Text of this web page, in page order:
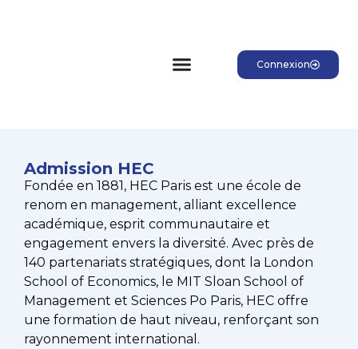
Connexion
Admission HEC
Fondée en 1881, HEC Paris est une école de
renom en management, alliant excellence
académique, esprit communautaire et
engagement envers la diversité. Avec près de
140 partenariats stratégiques, dont la London
School of Economics, le MIT Sloan School of
Management et Sciences Po Paris, HEC offre
une formation de haut niveau, renforçant son
rayonnement international.